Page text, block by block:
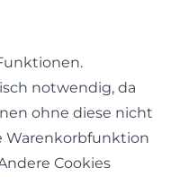
notwendig, da
ohne diese nicht
Warenkorbfunktion
Cookies